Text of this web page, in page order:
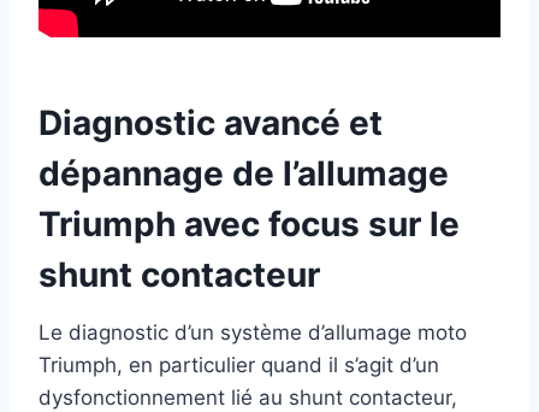
Diagnostic avancé et
dépannage de l’allumage
Triumph avec focus sur le
shunt contacteur
Le diagnostic d’un système d’allumage moto
Triumph, en particulier quand il s’agit d’un
dysfonctionnement lié au shunt contacteur,